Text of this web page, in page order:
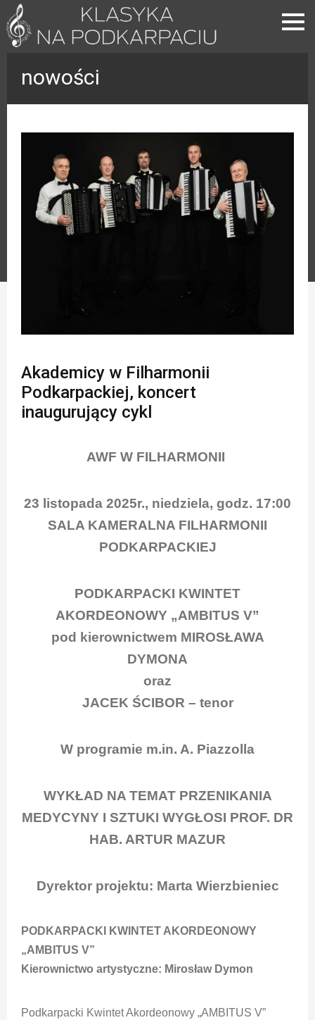
nowości
Akademicy w Filharmonii
Podkarpackiej, koncert
inaugurujący cykl
AWF W FILHARMONII
23 listopada 2025r., niedziela, godz. 17:00
SALA KAMERALNA FILHARMONII
PODKARPACKIEJ
PODKARPACKI KWINTET
AKORDEONOWY „AMBITUS V”
pod kierownictwem MIROSŁAWA
DYMONA
oraz
JACEK ŚCIBOR – tenor
W programie m.in. A. Piazzolla
WYKŁAD NA TEMAT PRZENIKANIA
MEDYCYNY I SZTUKI WYGŁOSI PROF. DR
HAB. ARTUR MAZUR
Dyrektor projektu: Marta Wierzbieniec
PODKARPACKI KWINTET AKORDEONOWY
„AMBITUS V”
Kierownictwo artystyczne: Mirosław Dymon
Podkarpacki Kwintet Akordeonowy „AMBITUS V”